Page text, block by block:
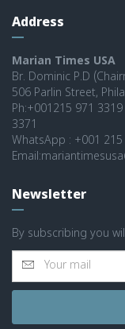
Address
Marian Times USA
Br. Dominic P.D
506 Parlin Street,
Ph:+001215 971
3371
WhatsApp : +001 215
Newsletter
By subscribing you